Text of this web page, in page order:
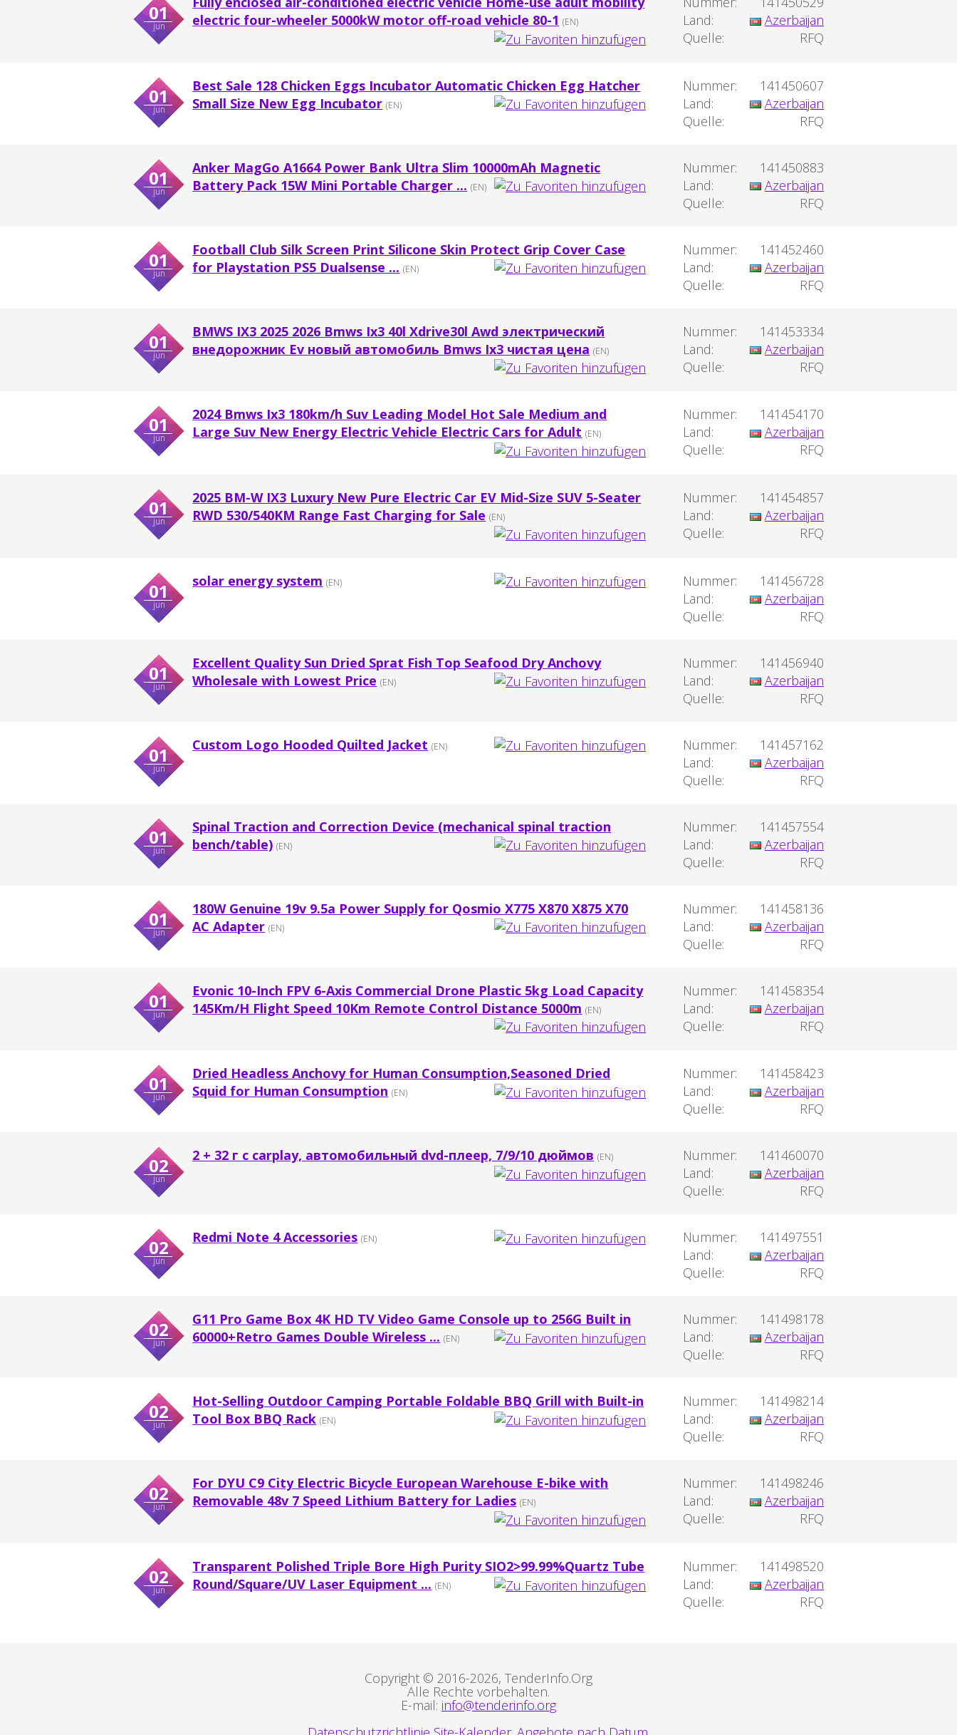
01
jun
electric four-wheeler 5000kW motor off-road vehicle 80-1 (EN)
Land:
Azerbaijan
Quelle:
RFQ
01
jun
Best Sale 128 Chicken Eggs Incubator Automatic Chicken Egg Hatcher
Small Size New Egg Incubator (EN)
Nummer:
141450607
Land:
Azerbaijan
Quelle:
RFQ
01
jun
Anker MagGo A1664 Power Bank Ultra Slim 10000mAh Magnetic
Battery Pack 15W Mini Portable Charger ... (EN)
Nummer:
141450883
Land:
Azerbaijan
Quelle:
RFQ
01
jun
Football Club Silk Screen Print Silicone Skin Protect Grip Cover Case
for Playstation PS5 Dualsense ... (EN)
Nummer:
141452460
Land:
Azerbaijan
Quelle:
RFQ
01
jun
BMWS IX3 2025 2026 Bmws Ix3 40l Xdrive30l Awd электрический
внедорожник Ev новый автомобиль Bmws Ix3 чистая цена (EN)
Nummer:
141453334
Land:
Azerbaijan
Quelle:
RFQ
01
jun
2024 Bmws Ix3 180km/h Suv Leading Model Hot Sale Medium and
Large Suv New Energy Electric Vehicle Electric Cars for Adult (EN)
Nummer:
141454170
Land:
Azerbaijan
Quelle:
RFQ
01
jun
2025 BM-W IX3 Luxury New Pure Electric Car EV Mid-Size SUV 5-Seater
RWD 530/540KM Range Fast Charging for Sale (EN)
Nummer:
141454857
Land:
Azerbaijan
Quelle:
RFQ
01
jun
solar energy system (EN) Nummer:
141456728
Land:
Azerbaijan
Quelle:
RFQ
01
jun
Excellent Quality Sun Dried Sprat Fish Top Seafood Dry Anchovy
Wholesale with Lowest Price (EN)
Nummer:
141456940
Land:
Azerbaijan
Quelle:
RFQ
01
jun
Custom Logo Hooded Quilted Jacket (EN) Nummer:
141457162
Land:
Azerbaijan
Quelle:
RFQ
01
jun
Spinal Traction and Correction Device (mechanical spinal traction
bench/table) (EN)
Nummer:
141457554
Land:
Azerbaijan
Quelle:
RFQ
01
jun
180W Genuine 19v 9.5a Power Supply for Qosmio X775 X870 X875 X70
AC Adapter (EN)
Nummer:
141458136
Land:
Azerbaijan
Quelle:
RFQ
01
jun
Evonic 10-Inch FPV 6-Axis Commercial Drone Plastic 5kg Load Capacity
145Km/H Flight Speed 10Km Remote Control Distance 5000m (EN)
Nummer:
141458354
Land:
Azerbaijan
Quelle:
RFQ
01
jun
Dried Headless Anchovy for Human Consumption,Seasoned Dried
Squid for Human Consumption (EN)
Nummer:
141458423
Land:
Azerbaijan
Quelle:
RFQ
02
jun
2 + 32 г с carplay, автомобильный dvd-плеер, 7/9/10 дюймов (EN) Nummer:
141460070
Land:
Azerbaijan
Quelle:
RFQ
02
jun
Redmi Note 4 Accessories (EN) Nummer:
141497551
Land:
Azerbaijan
Quelle:
RFQ
02
jun
G11 Pro Game Box 4K HD TV Video Game Console up to 256G Built in
60000+Retro Games Double Wireless ... (EN)
Nummer:
141498178
Land:
Azerbaijan
Quelle:
RFQ
02
jun
Hot-Selling Outdoor Camping Portable Foldable BBQ Grill with Built-in
Tool Box BBQ Rack (EN)
Nummer:
141498214
Land:
Azerbaijan
Quelle:
RFQ
02
jun
For DYU C9 City Electric Bicycle European Warehouse E-bike with
Removable 48v 7 Speed Lithium Battery for Ladies (EN)
Nummer:
141498246
Land:
Azerbaijan
Quelle:
RFQ
02
jun
Transparent Polished Triple Bore High Purity SIO2>99.99%Quartz Tube
Round/Square/UV Laser Equipment ... (EN)
Nummer:
141498520
Land:
Azerbaijan
Quelle:
RFQ
Copyright © 2016-2026, TenderInfo.Org
Alle Rechte vorbehalten.
E-mail: info@tenderinfo.org